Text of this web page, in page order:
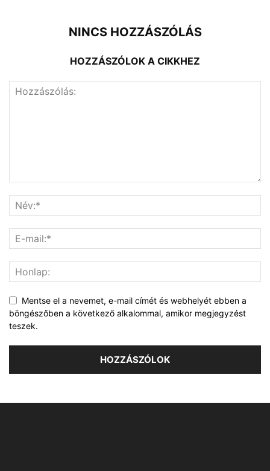
NINCS HOZZÁSZÓLÁS
HOZZÁSZÓLOK A CIKKHEZ
Mentse el a nevemet, e-mail címét és webhelyét ebben a
böngészőben a következő alkalommal, amikor megjegyzést
teszek.